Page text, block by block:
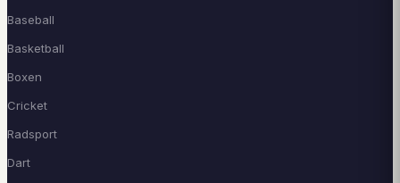
Baseball
Basketball
Boxen
Cricket
Radsport
Dart